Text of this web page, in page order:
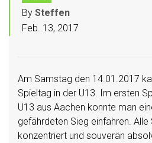
By Steffen
Feb. 13, 2017
Am Samstag den 14.01.2017
Spieltag in der U13. Im ersten
U13 aus Aachen konnte man
gefährdeten Sieg einfahren. Alle
konzentriert und souverän